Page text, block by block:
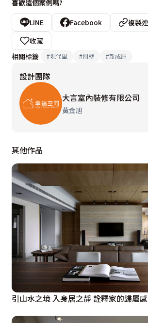
喜歡這個案例嗎?
LINE Facebook 複製
收藏
相關標籤
#現代風 #別墅 #新成屋
設計團隊
大言室內裝修有限公司
黃金旭
其他作品
引山水之境 入身居之靜 詮釋家的歸屬